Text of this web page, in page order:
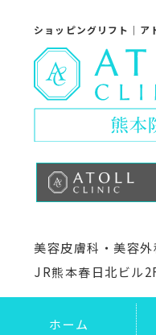
ショッピングリフト｜ア
美容皮膚科・美容
JR熊本春日北ビル
ホーム